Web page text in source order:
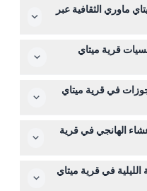
تراث القرية.
بينما الرضع من 0 إلى 4 سنوات ينضمون مجانًا. يُرجى
على الأطفال الذين تبلغ
ماوري الثقافية عبر
تذاكرك بأمان عبر
قرية ميتاي
مثل طبقات دافئة في
ضرورية لجزء
في قرية ميتاي
لذا يرجى التأكد من
والوقت المحددين.
الهانجي في قرية
الغذائية، بما في ذلك
من الغلوتين، مع تحضير
في قرية ميتاي